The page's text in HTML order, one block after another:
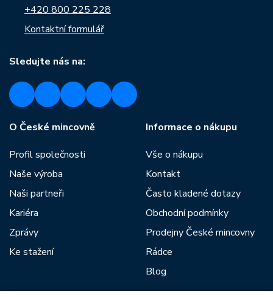
+420 800 225 228
Kontaktní formulář
Sledujte nás na:
O České mincovně
Profil společnosti
Naše výroba
Naši partneři
Kariéra
Zprávy
Ke stažení
Informace o nákupu
Vše o nákupu
Kontakt
Často kladené dotazy
Obchodní podmínky
Prodejny České mincovny
Rádce
Blog